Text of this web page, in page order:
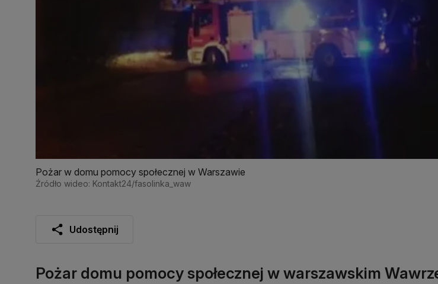
Pożar w domu pomocy społecznej w Warszawie
Źródło wideo: Kontakt24/fasolinka_waw
Udostępnij
Pożar domu pomocy społecznej w warszawskim